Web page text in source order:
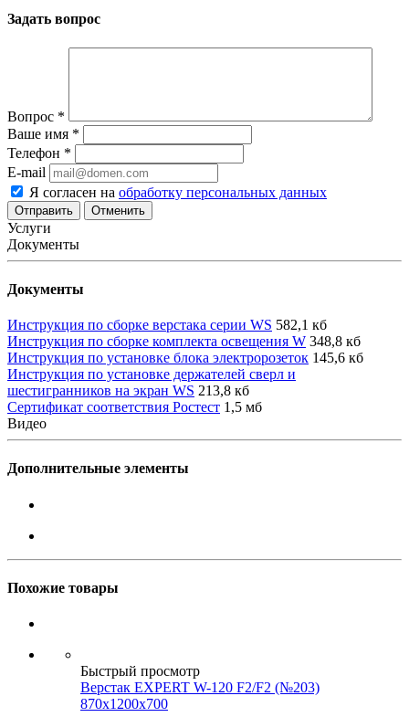
Задать вопрос
Вопрос *
Ваше имя *
Телефон *
E-mail
Я согласен на обработку персональных данных
Отменить
Услуги
Документы
Документы
Инструкция по сборке верстака серии WS 582,1 кб
Инструкция по сборке комплекта освещения W 348,8 кб
Инструкция по установке блока электророзеток 145,6 кб
Инструкция по установке держателей сверл и
шестигранников на экран WS 213,8 кб
Сертификат соответствия Ростест 1,5 мб
Видео
Дополнительные элементы
Похожие товары
Быстрый просмотр
Верстак EXPERT W-120 F2/F2 (№203)
870x1200x700